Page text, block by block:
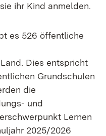
ihr Kind anmelden.
es 526 öffentliche
Dies entspricht
Grundschulen
die
und
Lernen
2025/2026